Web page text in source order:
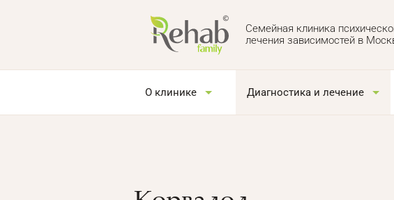
Семейная клиника
лечения зависимостей в
О клинике Диагностика и лечение